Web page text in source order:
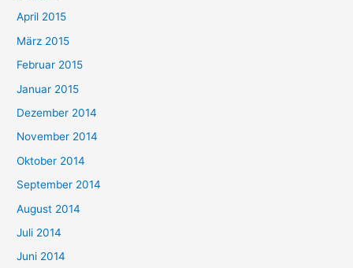
April 2015
März 2015
Februar 2015
Januar 2015
Dezember 2014
November 2014
Oktober 2014
September 2014
August 2014
Juli 2014
Juni 2014